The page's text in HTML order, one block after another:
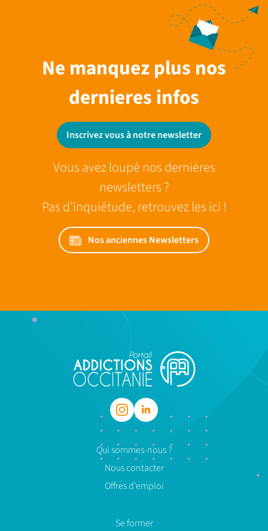
Ne manquez plus nos
dernieres infos
Inscrivez vous à notre newsletter
Vous avez loupé nos dernières
newsletters ?
Pas d’inquiétude, retrouvez les ici !
Nos anciennes Newsletters
Qui sommes-nous ?
Nous contacter
Offres d'emploi
Se former